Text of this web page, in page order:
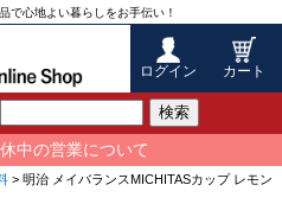
で心地よい暮らしをお手伝い！
ログイン カート
検索
中の営業について
> 明治 メイバランスMICHITASカップ レモン